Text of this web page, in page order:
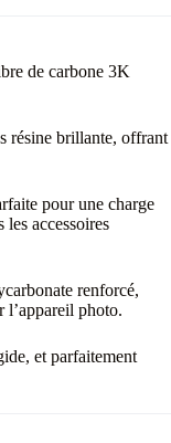
de carbone 3K
résine brillante, offrant
pour une charge
accessoires
renforcé,
l’appareil photo.
et parfaitement